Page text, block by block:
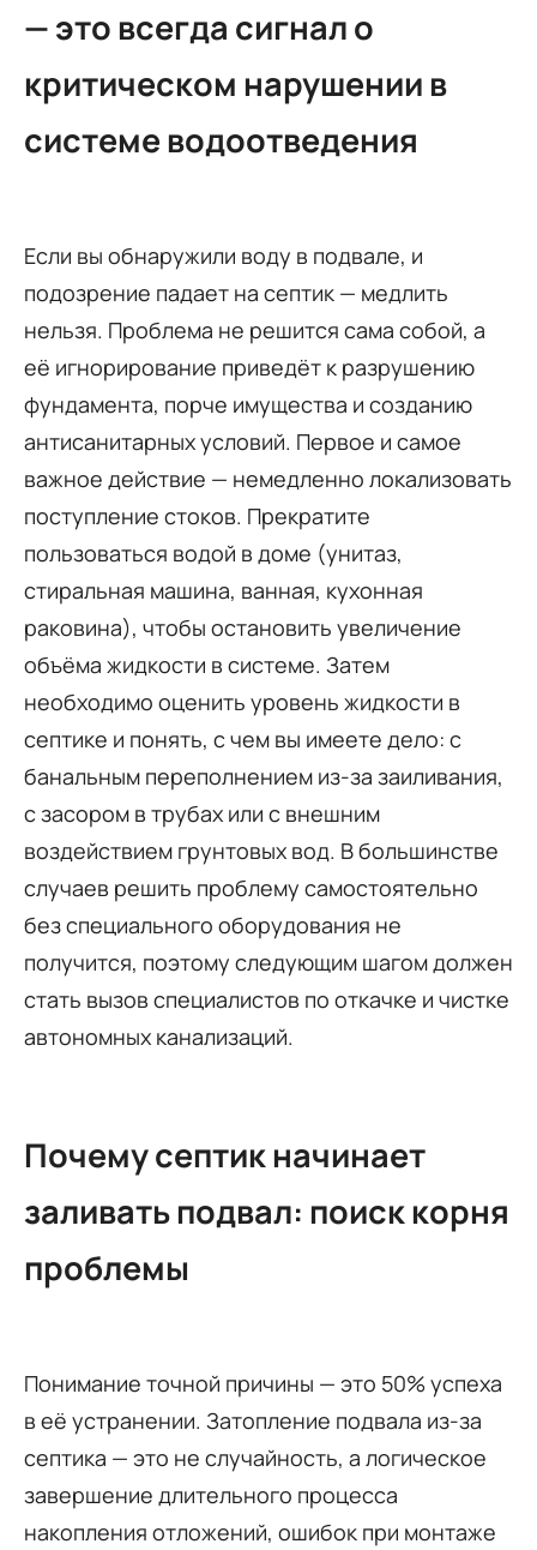
— это всегда сигнал о
критическом нарушении в
системе водоотведения
Если вы обнаружили воду в подвале, и
подозрение падает на септик — медлить
нельзя. Проблема не решится сама собой, а
её игнорирование приведёт к разрушению
фундамента, порче имущества и созданию
антисанитарных условий. Первое и самое
важное действие — немедленно локализовать
поступление стоков. Прекратите
пользоваться водой в доме (унитаз,
стиральная машина, ванная, кухонная
раковина), чтобы остановить увеличение
объёма жидкости в системе. Затем
необходимо оценить уровень жидкости в
септике и понять, с чем вы имеете дело: с
банальным переполнением из-за заиливания,
с засором в трубах или с внешним
воздействием грунтовых вод. В большинстве
случаев решить проблему самостоятельно
без специального оборудования не
получится, поэтому следующим шагом должен
стать вызов специалистов по откачке и чистке
автономных канализаций.
Почему септик начинает
заливать подвал: поиск корня
проблемы
Понимание точной причины — это 50% успеха
в её устранении. Затопление подвала из-за
септика — это не случайность, а логическое
завершение длительного процесса
накопления отложений, ошибок при монтаже